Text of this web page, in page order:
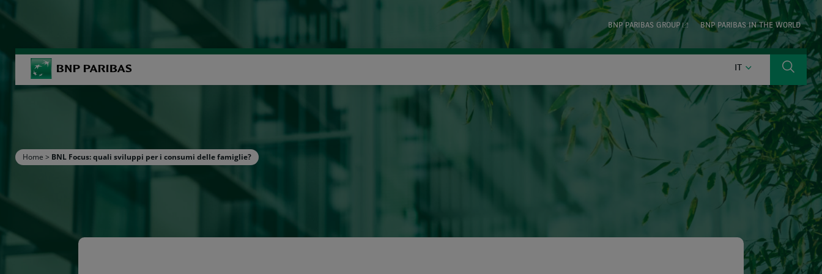
BNP PARIBAS GROUP BNP PARIBAS IN THE WORLD
BNP Paribas ITITALIANO Ricerca
Inserisci i termini di ricerca Ricerca
Home > BNL Focus: quali sviluppi per i consumi delle famiglie?